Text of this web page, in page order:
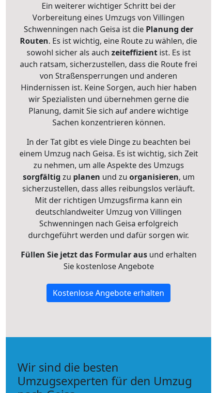
Ein weiterer wichtiger Schritt bei der
Vorbereitung eines Umzugs von Villingen
Schwenningen nach Geisa ist die Planung der
Routen. Es ist wichtig, eine Route zu wählen, die
sowohl sicher als auch zeiteffizientist. Es ist
auch ratsam, sicherzustellen, dass die Route frei
von Straßensperrungen und anderen
Hindernissen ist. Keine Sorgen, auch hier haben
wir Spezialisten und übernehmen gerne die
Planung, damit Sie sich auf andere wichtige
Sachen konzentrieren können.
In der Tat gibt es viele Dinge zu beachten bei
einem Umzug nach Geisa. Es ist wichtig, sich Zeit
zu nehmen, um alle Aspekte des Umzugs
sorgfältig zu planen und zu organisieren, um
sicherzustellen, dass alles reibungslos verläuft.
Mit der richtigen Umzugsfirma kann ein
deutschlandweiter Umzug von Villingen
Schwenningen nach Geisa erfolgreich
durchgeführt werden und dafür sorgen wir.
Füllen Sie jetzt das Formular ausund erhalten
Sie kostenlose Angebote
Kostenlose Angebote erhalten
Wir sind die besten
Umzugsexperten für den Umzug